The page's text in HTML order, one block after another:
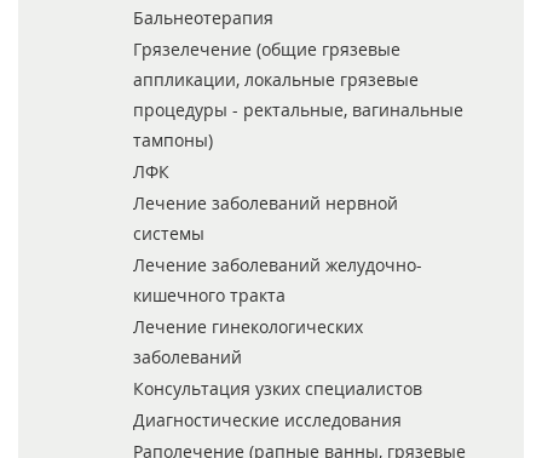
Бальнеотерапия
Грязелечение (общие грязевые
аппликации, локальные грязевые
процедуры - ректальные, вагинальные
тампоны)
ЛФК
Лечение заболеваний нервной
системы
Лечение заболеваний желудочно-
кишечного тракта
Лечение гинекологических
заболеваний
Консультация узких специалистов
Диагностические исследования
Раполечение (рапные ванны, грязевые